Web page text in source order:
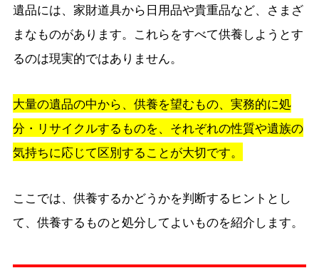
遺品には、家財道具から日用品や貴重品など、さまざ
まなものがあります。これらをすべて供養しようとす
るのは現実的ではありません。
大量の遺品の中から、供養を望むもの、実務的に処
分・リサイクルするものを、それぞれの性質や遺族の
気持ちに応じて区別することが大切です。
ここでは、供養するかどうかを判断するヒントとし
て、供養するものと処分してよいものを紹介します。